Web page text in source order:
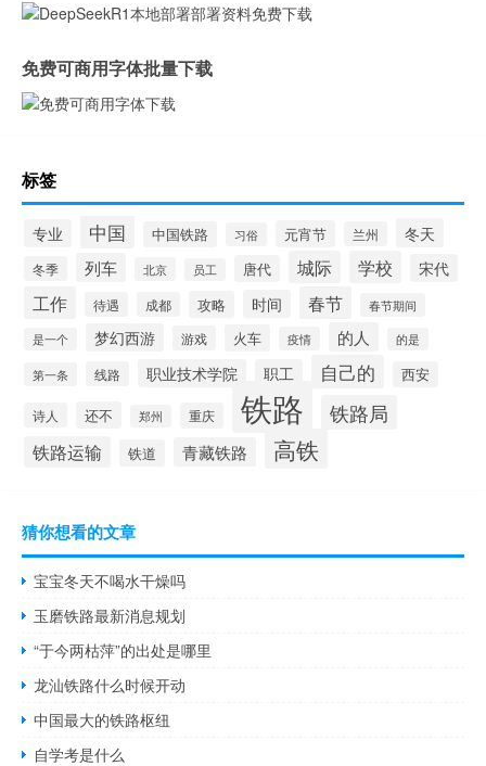
免费可商用字体批量下载
标签
专业 中国 中国铁路 习俗 元宵节 兰州 冬天
冬季 列车 北京 员工 唐代 城际 学校 宋代
工作 待遇 成都 攻略 时间 春节 春节期间
是一个 梦幻西游 游戏 火车 疫情 的人 的是
第一条 线路 职业技术学院 职工 自己的 西安
诗人 还不 郑州 重庆 铁路 铁路局
铁路运输 铁道 青藏铁路 高铁
猜你想看的文章
宝宝冬天不喝水干燥吗
玉磨铁路最新消息规划
“于今两枯萍”的出处是哪里
龙汕铁路什么时候开动
中国最大的铁路枢纽
自学考是什么